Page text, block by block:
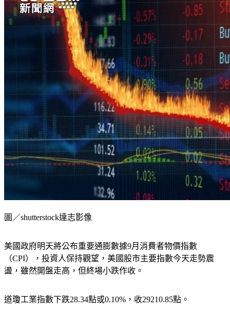
（CPI），投資人保持觀望，美國股市主要指數今天走勢震
盪，雖然開盤走高，但終場小跌作收。